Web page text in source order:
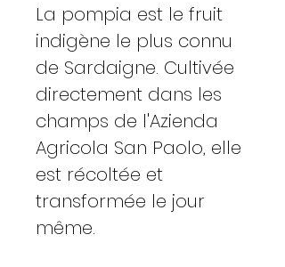
La pompia est le fruit
indigène le plus connu
de Sardaigne. Cultivée
directement dans les
champs de l'Azienda
Agricola San Paolo, elle
est récoltée et
transformée le jour
même.